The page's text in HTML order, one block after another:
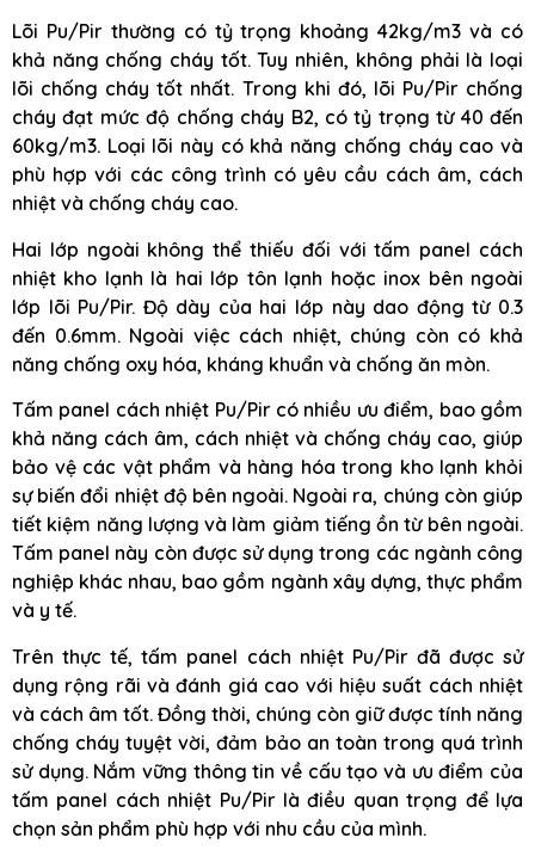
Lõi Pu/Pir thường có tỷ trọng khoảng 42kg/m3 và có
khả năng chống cháy tốt. Tuy nhiên, không phải là loại
lõi chống cháy tốt nhất. Trong khi đó, lõi Pu/Pir chống
cháy đạt mức độ chống cháy B2, có tỷ trọng từ 40 đến
60kg/m3. Loại lõi này có khả năng chống cháy cao và
phù hợp với các công trình có yêu cầu cách âm, cách
nhiệt và chống cháy cao.
Hai lớp ngoài không thể thiếu đối với tấm panel cách
nhiệt kho lạnh là hai lớp tôn lạnh hoặc inox bên ngoài
lớp lõi Pu/Pir. Độ dày của hai lớp này dao động từ 0.3
đến 0.6mm. Ngoài việc cách nhiệt, chúng còn có khả
năng chống oxy hóa, kháng khuẩn và chống ăn mòn.
Tấm panel cách nhiệt Pu/Pir có nhiều ưu điểm, bao gồm
khả năng cách âm, cách nhiệt và chống cháy cao, giúp
bảo vệ các vật phẩm và hàng hóa trong kho lạnh khỏi
sự biến đổi nhiệt độ bên ngoài. Ngoài ra, chúng còn giúp
tiết kiệm năng lượng và làm giảm tiếng ồn từ bên ngoài.
Tấm panel này còn được sử dụng trong các ngành công
nghiệp khác nhau, bao gồm ngành xây dựng, thực phẩm
và y tế.
Trên thực tế, tấm panel cách nhiệt Pu/Pir đã được sử
dụng rộng rãi và đánh giá cao với hiệu suất cách nhiệt
và cách âm tốt. Đồng thời, chúng còn giữ được tính năng
chống cháy tuyệt vời, đảm bảo an toàn trong quá trình
sử dụng. Nắm vững thông tin về cấu tạo và ưu điểm của
tấm panel cách nhiệt Pu/Pir là điều quan trọng để lựa
chọn sản phẩm phù hợp với nhu cầu của mình.